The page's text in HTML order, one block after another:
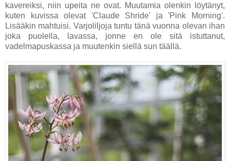
kavereiksi, niin upeita ne ovat. Muutamia olenkin löytänyt,
kuten kuvissa olevat 'Claude Shride' ja 'Pink Morning'.
Lisääkin mahtuisi. Varjoliljoja tuntu tänä vuonna olevan ihan
joka puolella, lavassa, jonne en ole sitä istuttanut,
vadelmapuskassa ja muutenkin siellä sun täällä.